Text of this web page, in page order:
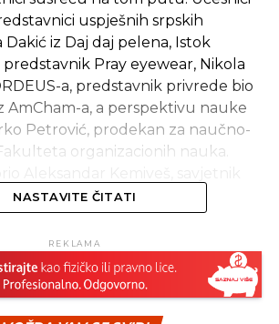
uspješnih srpskih
Dakić iz Daj daj pelena, Istok
predstavnik Pray eyewear, Nikola
a, predstavnik privrede bio
AmCham-a, a perspektivu nauke
Petrović, prodekan za naučno-
organizacionih nauka.
komore Srbije.
prezentacije izložili
modele, a potom su uslijedila
žirija koji su činili predstavnici
NASTAVITE ČITATI
REKLAMA